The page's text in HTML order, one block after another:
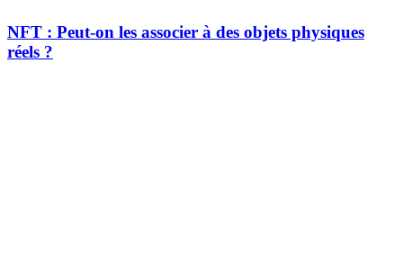
NFT : Peut-on les associer à des objets physiques
réels ?